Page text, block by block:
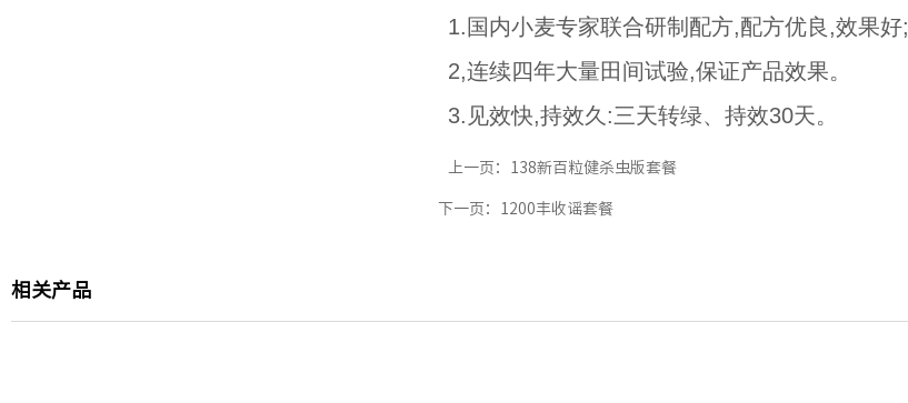
1.国内小麦专家联合研制配方,配方优良,效果好;
2,连续四年大量田间试验,保证产品效果。
3.见效快,持效久:三天转绿、持效30天。
上一页： 138新百粒健杀虫版套餐
下一页： 1200丰收谣套餐
相关产品